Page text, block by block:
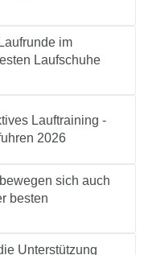
im
Laufschuhe
Lauftraining -
2026
sich auch
besten
Unterstützung